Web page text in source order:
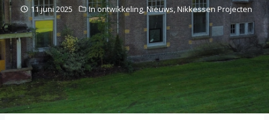
11 juni 2025 In ontwikkeling,Nieuws,Nikkessen Projecten